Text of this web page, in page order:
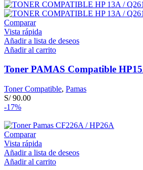
Comparar
Vista rápida
Añadir a lista de deseos
Añadir al carrito
Toner PAMAS Compatible
Toner Compatible, Pamas
S/90.00
-17%
Comparar
Vista rápida
Añadir a lista de deseos
Añadir al carrito